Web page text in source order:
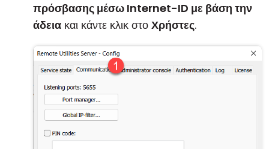
πρόσβασης μέσω Internet-ID με βάση την
άδεια και κάντε κλικ στο Χρήστες.